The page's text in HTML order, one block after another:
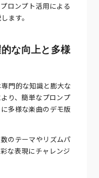
ロンプト活用による
ます。
な向上と多様
門的な知識と膨大な
り、簡単なプロンプ
多様な楽曲のデモ版
のテーマやリズムパ
な表現にチャレンジ